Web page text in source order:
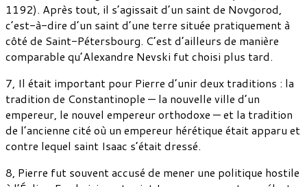
1192). Après tout, il s’agissait d’un saint de Novgorod,
c’est-à-dire d’un saint d’une terre située pratiquement à
côté de Saint-Pétersbourg. C’est d’ailleurs de manière
comparable qu’Alexandre Nevski fut choisi plus tard.
7, Il était important pour Pierre d’unir deux traditions : la
tradition de Constantinople — la nouvelle ville d’un
empereur, le nouvel empereur orthodoxe — et la tradition
de l’ancienne cité où un empereur hérétique était apparu et
contre lequel saint Isaac s’était dressé.
8, Pierre fut souvent accusé de mener une politique hostile